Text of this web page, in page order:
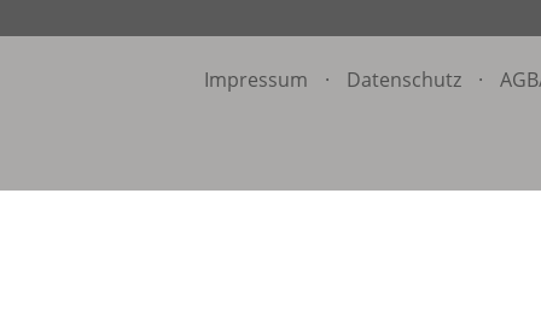
Impressum · Datenschutz ·